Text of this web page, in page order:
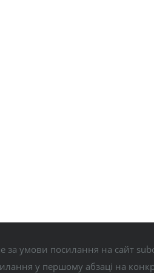
за умови посилання на сайт
у першому абзаці на